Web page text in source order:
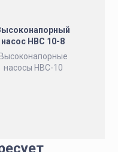
насос НВС 10-8
Высоконапорные
насосы НВС-10